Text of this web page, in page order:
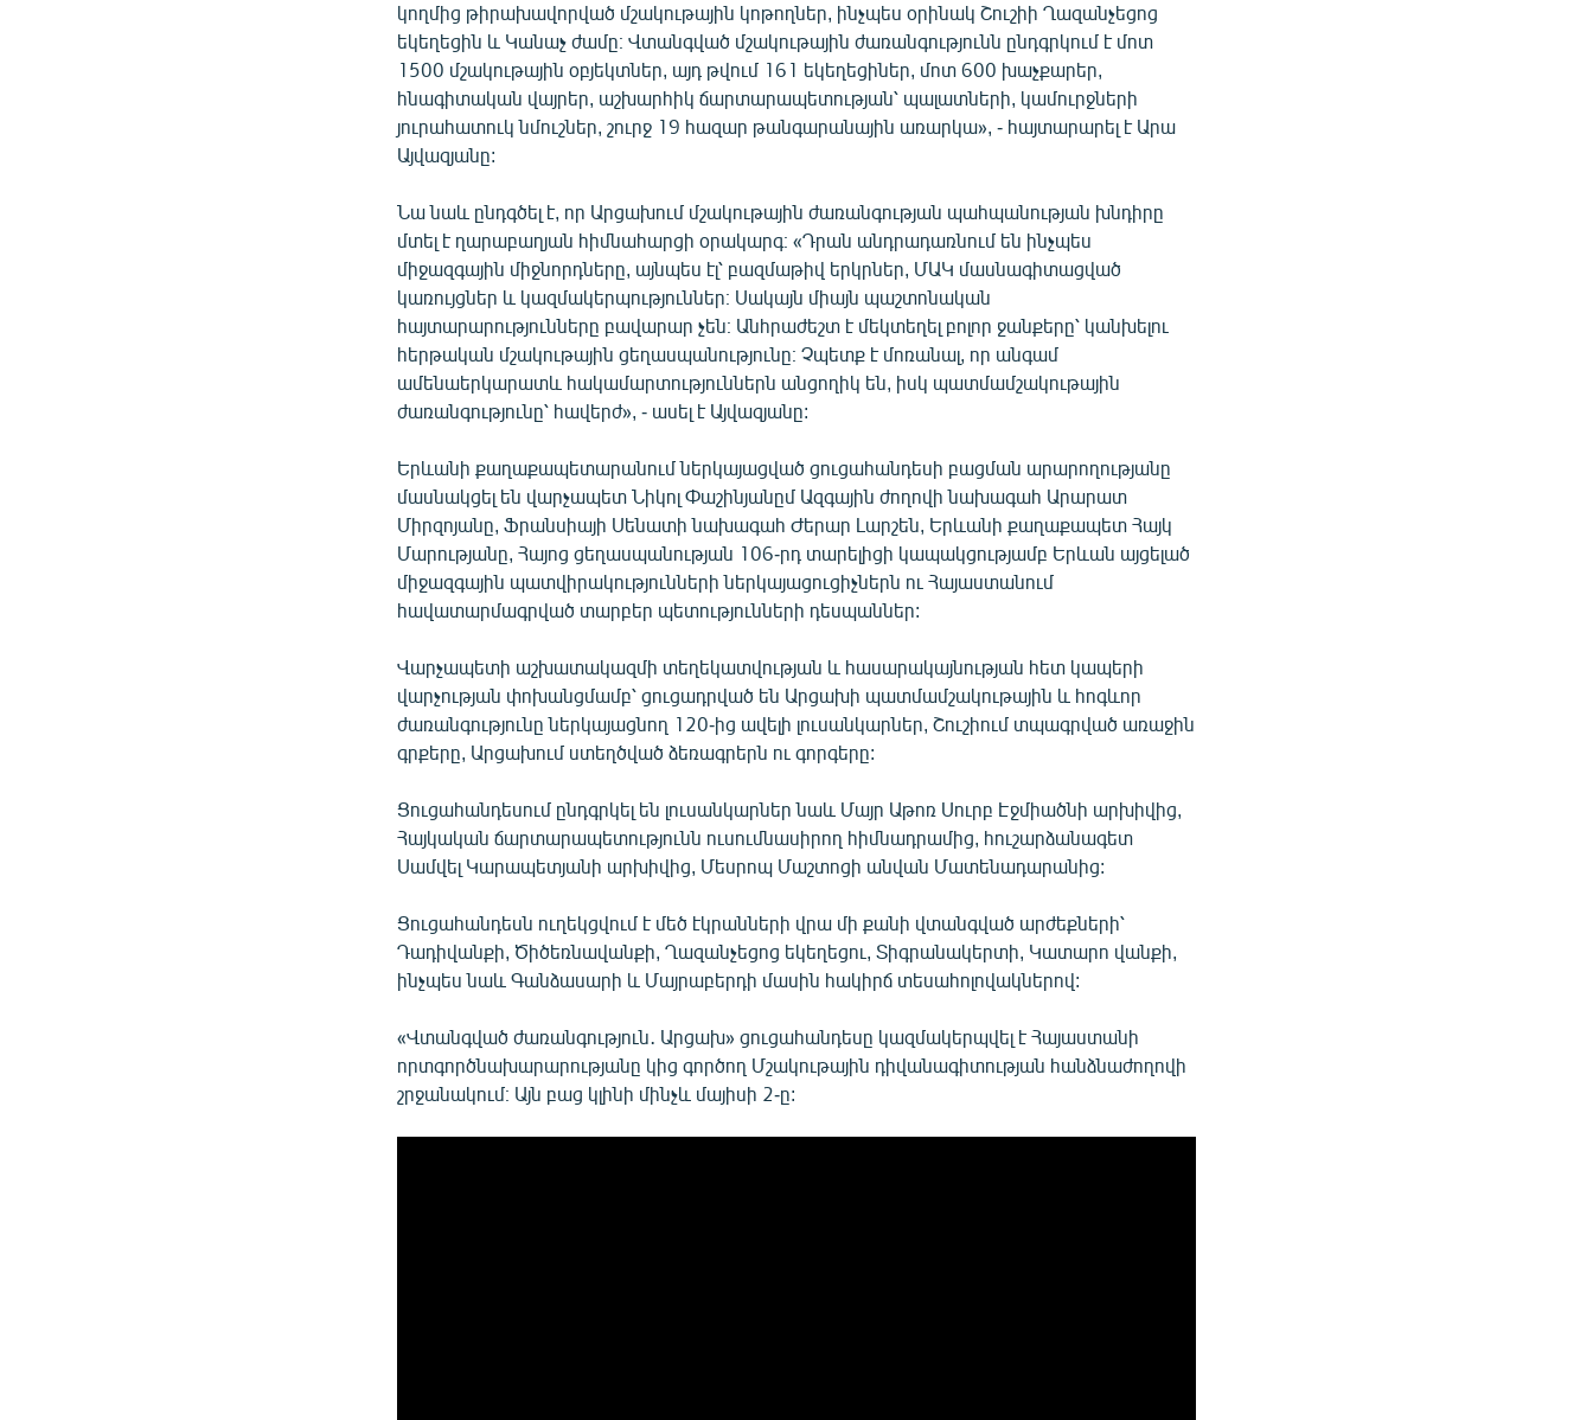
կողմից թիրախավորված մշակութային կոթողներ, ինչպես օրինակ Շուշիի Ղազանչեցոց
եկեղեցին և Կանաչ ժամը։ Վտանգված մշակութային ժառանգությունն ընդգրկում է մոտ
1500 մշակութային օբյեկտներ, այդ թվում 161 եկեղեցիներ, մոտ 600 խաչքարեր,
հնագիտական վայրեր, աշխարհիկ ճարտարապետության՝ պալատների, կամուրջների
յուրահատուկ նմուշներ, շուրջ 19 հազար թանգարանային առարկա», - հայտարարել է Արա
Այվազյանը:
Նա նաև ընդգծել է, որ Արցախում մշակութային ժառանգության պահպանության խնդիրը
մտել է ղարաբաղյան հիմնահարցի օրակարգ։ «Դրան անդրադառնում են ինչպես
միջազգային միջնորդները, այնպես էլ՝ բազմաթիվ երկրներ, ՄԱԿ մասնագիտացված
կառույցներ և կազմակերպություններ։ Սակայն միայն պաշտոնական
հայտարարությունները բավարար չեն։ Անհրաժեշտ է մեկտեղել բոլոր ջանքերը՝ կանխելու
հերթական մշակութային ցեղասպանությունը։ Չպետք է մոռանալ, որ անգամ
ամենաերկարատև հակամարտություններն անցողիկ են, իսկ պատմամշակութային
ժառանգությունը՝ հավերժ», - ասել է Այվազյանը:
Երևանի քաղաքապետարանում ներկայացված ցուցահանդեսի բացման արարողությանը
մասնակցել են վարչապետ Նիկոլ Փաշինյանըմ Ազգային ժողովի նախագահ Արարատ
Միրզոյանը, Ֆրանսիայի Սենատի նախագահ Ժերար Լարշեն, Երևանի քաղաքապետ Հայկ
Մարությանը, Հայոց ցեղասպանության 106-րդ տարելիցի կապակցությամբ Երևան այցելած
միջազգային պատվիրակությունների ներկայացուցիչներն ու Հայաստանում
հավատարմագրված տարբեր պետությունների դեսպաններ:
Վարչապետի աշխատակազմի տեղեկատվության և հասարակայնության հետ կապերի
վարչության փոխանցմամբ՝ ցուցադրված են Արցախի պատմամշակութային և հոգևոր
ժառանգությունը ներկայացնող 120-ից ավելի լուսանկարներ, Շուշիում տպագրված առաջին
գրքերը, Արցախում ստեղծված ձեռագրերն ու գորգերը:
Ցուցահանդեսում ընդգրկել են լուսանկարներ նաև Մայր Աթոռ Սուրբ Էջմիածնի արխիվից,
Հայկական ճարտարապետությունն ուսումնասիրող հիմնադրամից, հուշարձանագետ
Սամվել Կարապետյանի արխիվից, Մեսրոպ Մաշտոցի անվան Մատենադարանից:
Ցուցահանդեսն ուղեկցվում է մեծ էկրանների վրա մի քանի վտանգված արժեքների՝
Դադիվանքի, Ծիծեռնավանքի, Ղազանչեցոց եկեղեցու, Տիգրանակերտի, Կատարո վանքի,
ինչպես նաև Գանձասարի և Մայրաբերդի մասին հակիրճ տեսահոլովակներով:
«Վտանգված ժառանգություն․ Արցախ» ցուցահանդեսը կազմակերպվել է Հայաստանի
որտգործնախարարությանը կից գործող Մշակութային դիվանագիտության հանձնաժողովի
շրջանակում։ Այն բաց կլինի մինչև մայիսի 2-ը: